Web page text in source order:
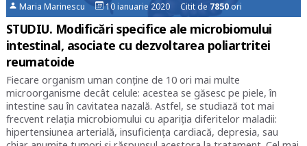
Maria Marinescu 10 ianuarie 2020 Citit de 7850ori
STUDIU. Modificări specifice ale microbiomului
intestinal, asociate cu dezvoltarea poliartritei
reumatoide
Fiecare organism uman conține de 10 ori mai multe
microorganisme decât celule: acestea se găsesc pe piele, în
intestine sau în cavitatea nazală. Astfel, se studiază tot mai
frecvent relația microbiomului cu apariția diferitelor maladii:
hipertensiunea arterială, insuficiența cardiacă, depresia, sau